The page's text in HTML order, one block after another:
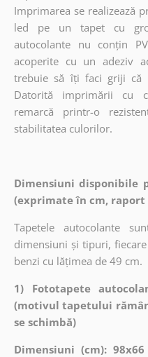
Imprimarea se realizează
led pe un tapet cu
autocolante nu conțin
acoperite cu un adeziv
trebuie să îți faci griji că
Datorită imprimării cu
remarcă printr-o
stabilitatea culorilor.
Dimensiuni disponibile
(exprimate în cm,
Tapetele autocolante
dimensiuni și tipuri,
benzi cu lățimea de 49 cm.
1) Fototapete
(motivul tapetului
se schimbă)
Dimensiuni (cm): 98x66